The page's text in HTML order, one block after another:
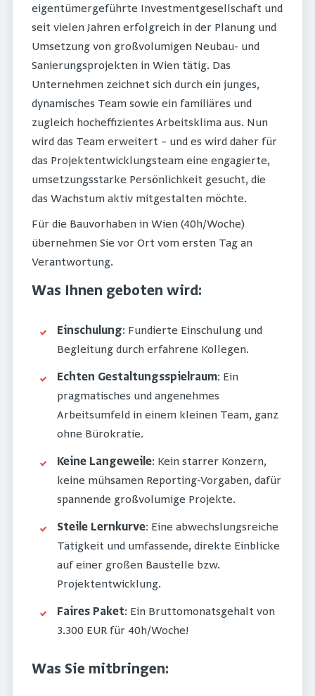
eigentümergeführte Investmentgesellschaft und
seit vielen Jahren erfolgreich in der Planung und
Umsetzung von großvolumigen Neubau- und
Sanierungsprojekten in Wien tätig. Das
Unternehmen zeichnet sich durch ein junges,
dynamisches Team sowie ein familiäres und
zugleich hocheffizientes Arbeitsklima aus. Nun
wird das Team erweitert – und es wird daher für
das Projektentwicklungsteam eine engagierte,
umsetzungsstarke Persönlichkeit gesucht, die
das Wachstum aktiv mitgestalten möchte.
Für die Bauvorhaben in Wien (40h/Woche)
übernehmen Sie vor Ort vom ersten Tag an
Verantwortung.
Was Ihnen geboten wird:
Einschulung: Fundierte Einschulung und
Begleitung durch erfahrene Kollegen.
Echten Gestaltungsspielraum: Ein
pragmatisches und angenehmes
Arbeitsumfeld in einem kleinen Team, ganz
ohne Bürokratie.
Keine Langeweile: Kein starrer Konzern,
keine mühsamen Reporting-Vorgaben, dafür
spannende großvolumige Projekte.
Steile Lernkurve: Eine abwechslungsreiche
Tätigkeit und umfassende, direkte Einblicke
auf einer großen Baustelle bzw.
Projektentwicklung.
Faires Paket: Ein Bruttomonatsgehalt von
3.300 EUR für 40h/Woche!
Was Sie mitbringen: